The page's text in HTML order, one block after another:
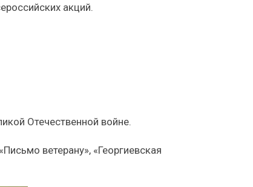
акций.
Отечественной войне.
ветерану», «Георгиевская